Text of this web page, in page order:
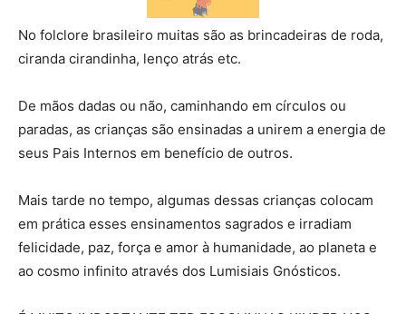
No folclore brasileiro muitas são as brincadeiras de roda,
ciranda cirandinha, lenço atrás etc.
De mãos dadas ou não, caminhando em círculos ou
paradas, as crianças são ensinadas a unirem a energia de
seus Pais Internos em benefício de outros.
Mais tarde no tempo, algumas dessas crianças colocam
em prática esses ensinamentos sagrados e irradiam
felicidade, paz, força e amor à humanidade, ao planeta e
ao cosmo infinito através dos Lumisiais Gnósticos.